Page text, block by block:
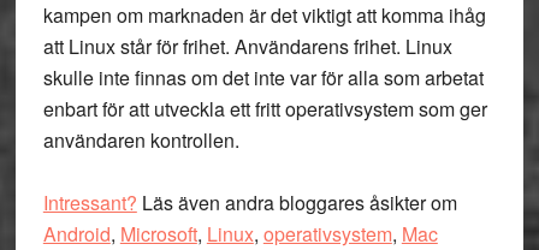
kampen om marknaden är det viktigt att komma ihåg
att Linux står för frihet. Användarens frihet. Linux
skulle inte finnas om det inte var för alla som arbetat
enbart för att utveckla ett fritt operativsystem som ger
användaren kontrollen.
Intressant? Läs även andra bloggares åsikter om
Android, Microsoft, Linux, operativsystem, Mac